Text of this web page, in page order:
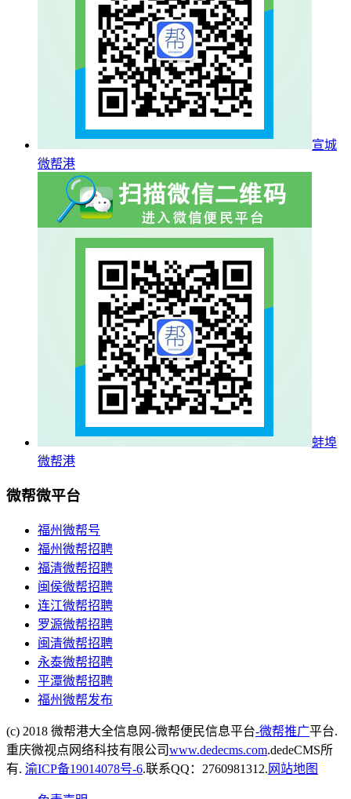
宣城
微帮港
蚌埠
微帮港
微帮微平台
福州微帮号
福州微帮招聘
福清微帮招聘
闽侯微帮招聘
连江微帮招聘
罗源微帮招聘
闽清微帮招聘
永泰微帮招聘
平潭微帮招聘
福州微帮发布
(c) 2018 微帮港大全信息网-微帮便民信息平台-微帮推广平台.
重庆微视点网络科技有限公司www.dedecms.com.dedeCMS所
有. 渝ICP备19014078号-6.联系QQ：2760981312. 网站地图